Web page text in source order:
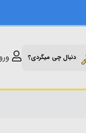
دنبال چی میگردی؟